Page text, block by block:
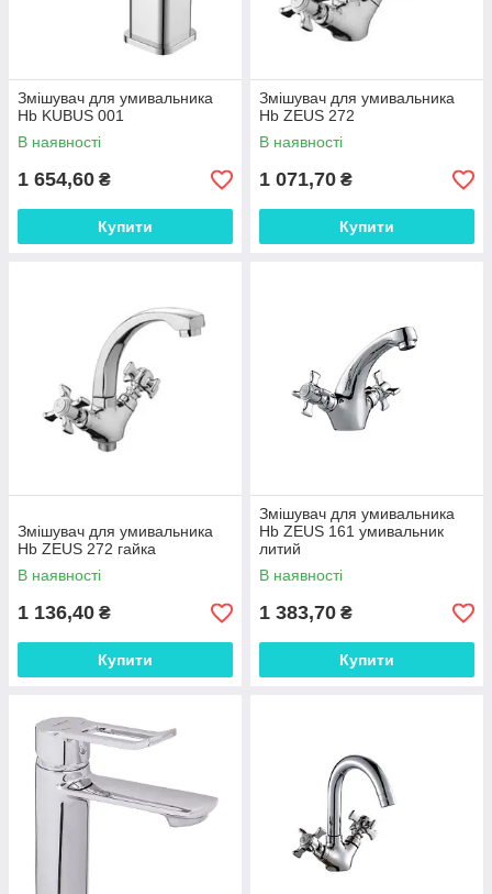
Змішувач для умивальника
Hb KUBUS 001
В наявності
1 654,60 ₴
Купити
Змішувач для умивальника
Hb ZEUS 272
В наявності
1 071,70 ₴
Купити
Змішувач для умивальника
Hb ZEUS 272 гайка
В наявності
1 136,40 ₴
Купити
Змішувач для умивальника
Hb ZEUS 161 умивальник
литий
В наявності
1 383,70 ₴
Купити